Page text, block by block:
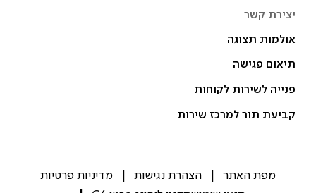
יצירת קשר
אולמות תצוגה
תיאום פגישה
פנייה לשירות לקוחות
קביעת תור למרכז שירות
מפת האתר הצהרת נגישות
מדיניות פרטיות